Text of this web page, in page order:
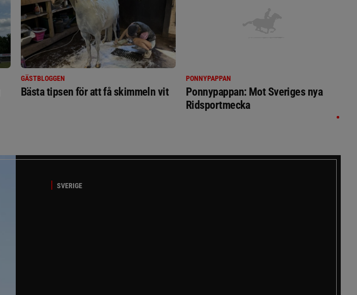
GÄSTBLOGGEN
Bästa tipsen för att få skimmeln vit
PONNYPAPPAN
Ponnypappan: Mot Sveriges nya
Ridsportmecka
SVERIGE